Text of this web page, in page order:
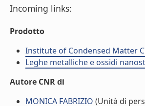
Incoming links:
Prodotto
Institute of Condensed Matter
Leghe metalliche e ossidi
Autore CNR di
MONICA FABRIZIO (Unità di